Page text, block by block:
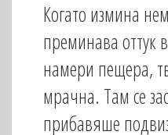
Когато измина
преминава оттук
намери пещера,
мрачна. Там се
прибавяше